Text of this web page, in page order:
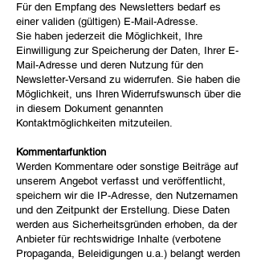
Für den Empfang des Newsletters bedarf es
einer validen (gültigen) E-Mail-Adresse.
Sie haben jederzeit die Möglichkeit, Ihre
Einwilligung zur Speicherung der Daten, Ihrer E-
Mail-Adresse und deren Nutzung für den
Newsletter-Versand zu widerrufen. Sie haben die
Möglichkeit, uns Ihren Widerrufswunsch über die
in diesem Dokument genannten
Kontaktmöglichkeiten mitzuteilen.
Kommentarfunktion
Werden Kommentare oder sonstige Beiträge auf
unserem Angebot verfasst und veröffentlicht,
speichern wir die IP-Adresse, den Nutzernamen
und den Zeitpunkt der Erstellung. Diese Daten
werden aus Sicherheitsgründen erhoben, da der
Anbieter für rechtswidrige Inhalte (verbotene
Propaganda, Beleidigungen u.a.) belangt werden